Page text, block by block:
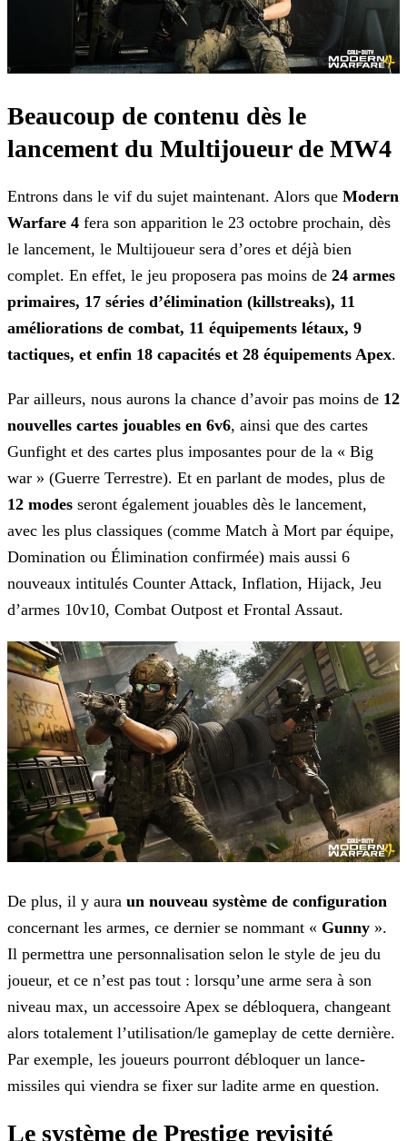
Beaucoup de contenu dès le
lancement du Multijoueur de MW4
Entrons dans le vif du sujet maintenant. Alors que Modern
Warfare 4 fera son apparition le 23 octobre prochain, dès
le lancement, le Multijoueur sera d’ores et déjà bien
complet. En effet, le jeu proposera pas moins de 24 armes
primaires, 17 séries d’élimination (killstreaks), 11
améliorations de combat, 11 équipements létaux, 9
tactiques, et enfin 18 capacités et 28 équipements Apex.
Par ailleurs, nous aurons la chance d’avoir pas moins de 12
nouvelles cartes jouables en 6v6, ainsi que des cartes
Gunfight et des cartes plus imposantes pour de la « Big
war » (Guerre Terrestre). Et en parlant de modes, plus de
12 modes seront également jouables dès le lancement,
avec les plus classiques (comme Match à Mort par équipe,
Domination ou Élimination confirmée) mais aussi 6
nouveaux intitulés Counter Attack, Inflation, Hijack, Jeu
d’armes 10v10, Combat Outpost et Frontal Assaut.
De plus, il y aura un nouveau système de configuration
concernant les armes, ce dernier se nommant « Gunny ».
Il permettra une personnalisation selon le style de jeu du
joueur, et ce n’est pas tout : lorsqu’une arme sera à son
niveau max, un accessoire Apex se débloquera, changeant
alors totalement l’utilisation/le gameplay de cette dernière.
Par exemple, les joueurs pourront débloquer un lance-
missiles qui viendra se fixer sur ladite arme en question.
Le système de Prestige revisité